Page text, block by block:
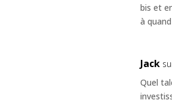
bis et
à
Jack
Quel